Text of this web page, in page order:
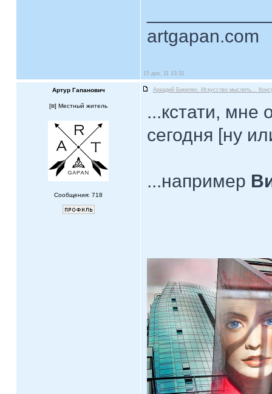
artgapan.com
15 дек, 11 13:31
Артур Гапанович Аркадий Бирилко. Искусство мыслить...
[ ] Местный житель
Сообщения: 718
...кстати, мне
сегодня [ну
...например